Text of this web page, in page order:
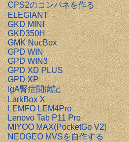
CPS2のコンパネを作る
ELEGIANT
GKD MINI
GKD350H
GMK NucBox
GPD WIN
GPD WIN3
GPD XD PLUS
GPD XP
IgA腎症闘病記
LarkBox X
LEMFO LEM4Pro
Lenovo Tab P11 Pro
MIYOO MAX(PocketGo V2)
NEOGEO MVSを自作する